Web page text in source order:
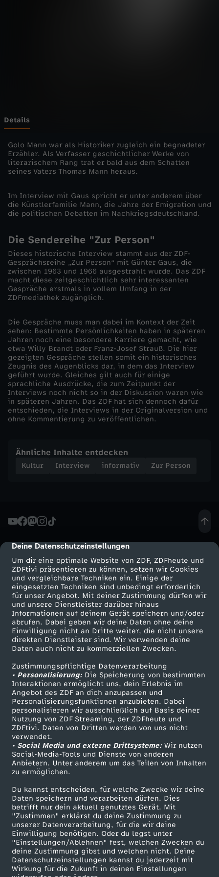
cmp-dialog-description
Deine Datenschutzeinstellungen
Um dir eine optimale Website von ZDF, ZDFheute und
ZDFtivi präsentieren zu können, setzen wir Cookies
und vergleichbare Techniken ein. Einige der
eingesetzten Techniken sind unbedingt erforderlich
für unser Angebot. Mit deiner Zustimmung dürfen wir
und unsere Dienstleister darüber hinaus
Informationen auf deinem Gerät speichern und/oder
abrufen. Dabei geben wir deine Daten ohne deine
Einwilligung nicht an Dritte weiter, die nicht unsere
direkten Dienstleister sind. Wir verwenden deine
Daten auch nicht zu kommerziellen Zwecken.
Zustimmungspflichtige Datenverarbeitung
• Personalisierung:Die Speicherung von bestimmten
Interaktionen ermöglicht uns, dein Erlebnis im
Angebot des ZDF an dich anzupassen und
Personalisierungsfunktionen anzubieten. Dabei
personalisieren wir ausschließlich auf Basis deiner
Nutzung von ZDF Streaming, der ZDFheute und
ZDFtivi. Daten von Dritten werden von uns nicht
verwendet.
• Social Media und externe Drittsysteme:Wir nutzen
Social-Media-Tools und Dienste von anderen
Anbietern. Unter anderem um das Teilen von Inhalten
zu ermöglichen.
Du kannst entscheiden, für welche Zwecke wir deine
Daten speichern und verarbeiten dürfen. Dies
betrifft nur dein aktuell genutztes Gerät. Mit
"Zustimmen" erklärst du deine Zustimmung zu
unserer Datenverarbeitung, für die wir deine
Einwilligung benötigen. Oder du legst unter
"Einstellungen/Ablehnen" fest, welchen Zwecken du
deine Zustimmung gibst und welchen nicht. Deine
Datenschutzeinstellungen kannst du jederzeit mit
Wirkung für die Zukunft in deinen Einstellungen
l
o
M
a
n
n
-
H
s
t
o
r
k
v
o
n
W
e
l
t
f
o
r
m
a
t
Details
Golo Mann war als Historiker zugleich ein begnadeter
Erzähler. Als Verfasser geschichtlicher Werke von
literarischem Rang trat er bald aus dem Schatten
seines Vaters Thomas Mann heraus.
Im Interview mit Gaus spricht er unter anderem über
die Künstlerfamilie Mann, die Jahre der Emigration und
die politischen Debatten im Nachkriegsdeutschland.
Die Sendereihe "Zur Person"
Dieses historische Interview stammt aus der ZDF-
Gesprächsreihe „Zur Person“ mit Günter Gaus, die
zwischen 1963 und 1966 ausgestrahlt wurde. Das ZDF
macht diese zeitgeschichtlich sehr interessanten
Gespräche erstmals in vollem Umfang in der
ZDFmediathek zugänglich.
Die Gespräche muss man dabei im Kontext der Zeit
sehen: Bestimmte Persönlichkeiten haben in späteren
Jahren noch eine besondere Karriere gemacht, wie
etwa Willy Brandt oder Franz-Josef Strauß. Die hier
gezeigten Gespräche stellen somit ein historisches
Zeugnis des Augenblicks dar, in dem das Interview
geführt wurde. Gleiches gilt auch für einige
sprachliche Ausdrücke, die zum Zeitpunkt der
Interviews noch nicht so in der Diskussion waren wie
in späteren Jahren. Das ZDF hat sich dennoch dafür
entschieden, die Interviews in der Originalversion und
ohne Kommentierung zu veröffentlichen.
Ähnliche Inhalte entdecken
Kultur Interview informativ Zur Person
Mehr ZDF
ZDF-Apps
Smart TV
ZDFtext
Livestreams
Sendungen A-Z
TV-Programm
Service
ZDFmitreden
Kontakt zum ZDF
Tickets
Zuschauerservice
Hilfe
ZDF Unternehmen
Karriere
ZDF goes Schule
Werbefernsehen
Mainzelmännchen